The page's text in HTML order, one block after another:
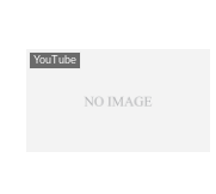
YouTube